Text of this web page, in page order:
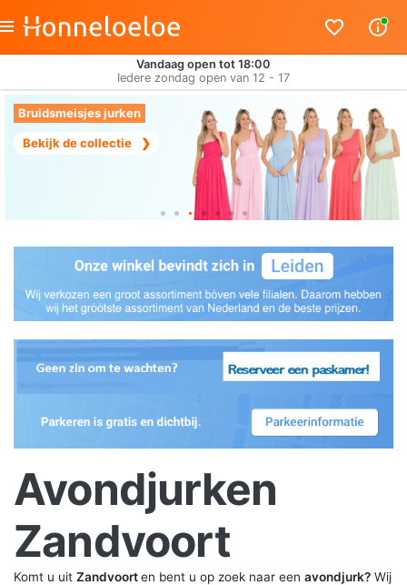
Vandaag open tot 18:00
Iedere zondag open van 12 - 17
Bruidsmeisjes jurken
Bekijk de collectie ❯
Avondjurken
Zandvoort
Komt u uit Zandvoorten bent u op zoek naar een avondjurk? Wij